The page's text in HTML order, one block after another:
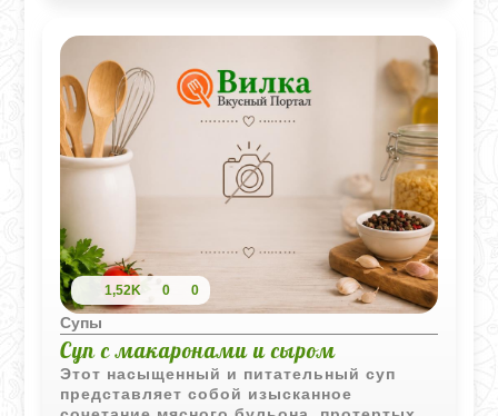
1,52K 0 0
Супы
Суп с макаронами и сыром
Этот насыщенный и питательный суп
представляет собой изысканное